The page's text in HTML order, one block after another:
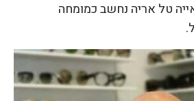
טל אריה נחשב כמומחה